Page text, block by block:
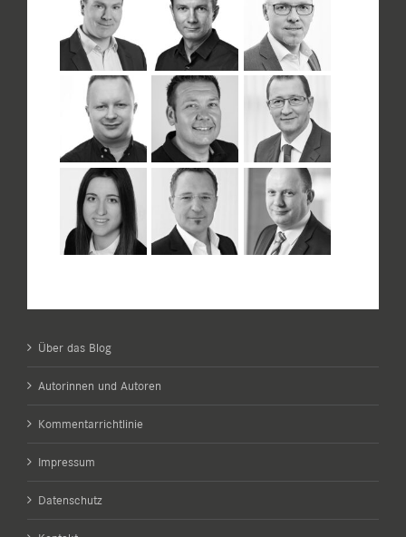
Über das Blog
Autorinnen und Autoren
Kommentarrichtlinie
Impressum
Datenschutz